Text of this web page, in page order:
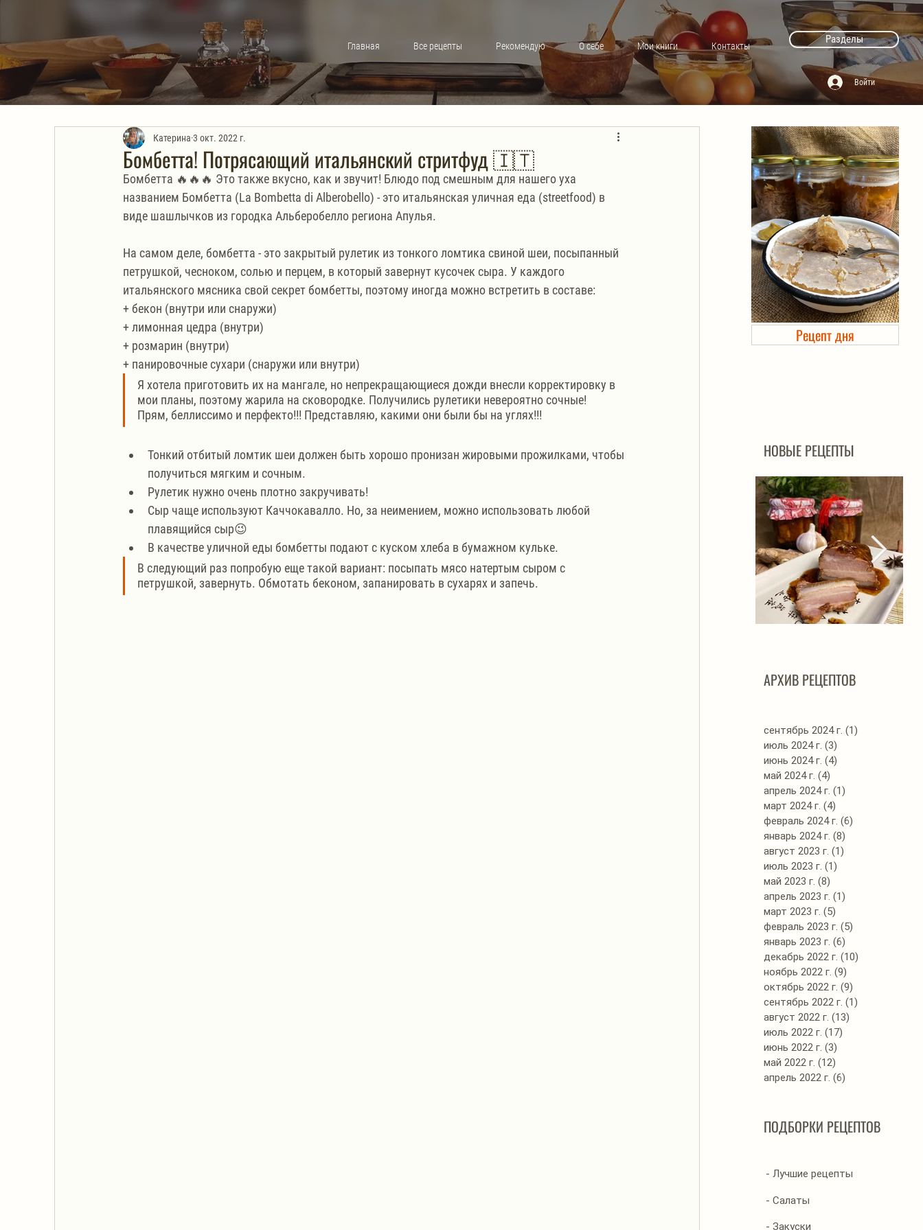
Главная Все рецепты Рекомендую О себе Мои книги Контакты
Разделы
Войти
Бомбетта! Потрясающий итальянский стритфуд 🇮🇹
Катерина 3 окт. 2022 г.
Бомбетта 🔥🔥🔥 Это также вкусно, как и звучит! Блюдо под смешным для нашего уха
названием Бомбетта (La Bombetta di Alberobello) - это итальянская уличная еда (streetfood) в
виде шашлычков из городка Альберобелло региона Апулья.
На самом деле, бомбетта - это закрытый рулетик из тонкого ломтика свиной шеи, посыпанный
петрушкой, чесноком, солью и перцем, в который завернут кусочек сыра. У каждого
итальянского мясника свой секрет бомбетты, поэтому иногда можно встретить в составе:
+ бекон (внутри или снаружи)
+ лимонная цедра (внутри)
+ розмарин (внутри)
+ панировочные сухари (снаружи или внутри)
Я хотела приготовить их на мангале, но непрекращающиеся дожди внесли корректировку в
мои планы, поэтому жарила на сковородке. Получились рулетики невероятно сочные!
Прям, беллиссимо и перфекто!!! Представляю, какими они были бы на углях!!!
Тонкий отбитый ломтик шеи должен быть хорошо пронизан жировыми прожилками, чтобы
получиться мягким и сочным.
Рулетик нужно очень плотно закручивать!
Сыр чаще используют Каччокавалло. Но, за неимением, можно использовать любой
плавящийся сыр😉
В качестве уличной еды бомбетты подают с куском хлеба в бумажном кульке.
В следующий раз попробую еще такой вариант: посыпать мясо натертым сыром с
петрушкой, завернуть. Обмотать беконом, запанировать в сухарях и запечь.
Холодец в банке. Автоклав
Рецепт дня
НОВЫЕ РЕЦЕПТЫ
соусе
АРХИВ РЕЦЕПТОВ
сентябрь 2024 г. (1)
июль 2024 г. (3)
июнь 2024 г. (4)
май 2024 г. (4)
апрель 2024 г. (1)
март 2024 г. (4)
февраль 2024 г. (6)
январь 2024 г. (8)
август 2023 г. (1)
июль 2023 г. (1)
май 2023 г. (8)
апрель 2023 г. (1)
март 2023 г. (5)
февраль 2023 г. (5)
январь 2023 г. (6)
декабрь 2022 г. (10)
ноябрь 2022 г. (9)
октябрь 2022 г. (9)
сентябрь 2022 г. (1)
август 2022 г. (13)
июль 2022 г. (17)
июнь 2022 г. (3)
май 2022 г. (12)
апрель 2022 г. (6)
ПОДБОРКИ РЕЦЕПТОВ
- Лучшие рецепты
- Салаты
- Закуски